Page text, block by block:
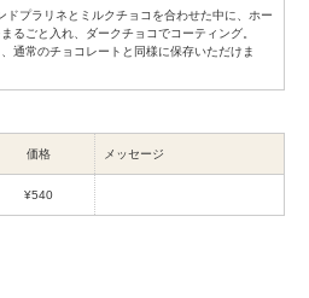
ドプラリネとミルクチョコを合わせた中に、ホー
るごと入れ、ダークチョコでコーティング。
通常のチョコレートと同様に保存いただけま
価格 メッセージ
¥540